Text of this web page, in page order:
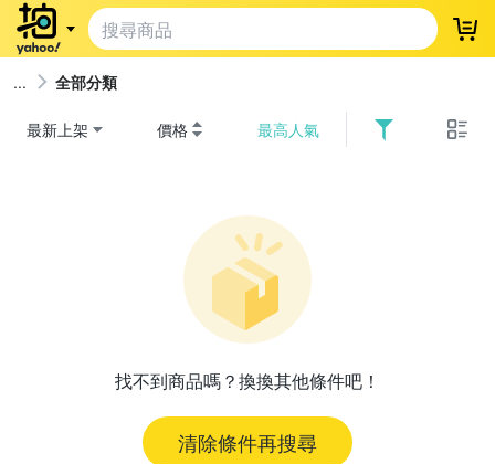
登
全部分類
最新上架 價格 最高人氣
找不到商品嗎？換換其他條件吧！
清除條件再搜尋